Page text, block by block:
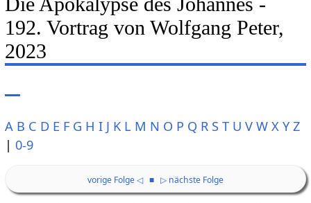
192. Vortrag von Wolfgang Peter,
2023
A B C D E F G H I J K L M N O P Q R S T U V W X Y Z
| 0-9
vorige Folge ◁ ■ ▷ nächste Folge